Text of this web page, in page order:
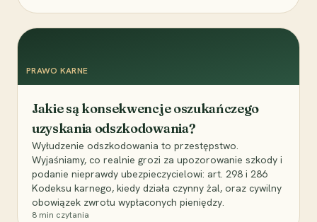
PRAWO KARNE
Jakie są konsekwencje oszukańczego
uzyskania odszkodowania?
Wyłudzenie odszkodowania to przestępstwo.
Wyjaśniamy, co realnie grozi za upozorowanie szkody i
podanie nieprawdy ubezpieczycielowi: art. 298 i 286
Kodeksu karnego, kiedy działa czynny żal, oraz cywilny
obowiązek zwrotu wypłaconych pieniędzy.
8 min czytania